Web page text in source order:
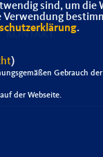
KONTAKT
sind, um
.
)
Gebrauch
der Webseite.